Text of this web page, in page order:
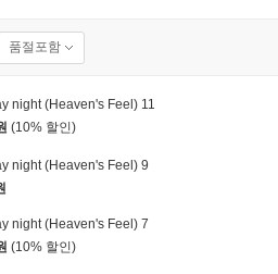
품절포함
night (Heaven's Feel) 11
(10% 할인)
night (Heaven's Feel) 9
night (Heaven's Feel) 7
(10% 할인)